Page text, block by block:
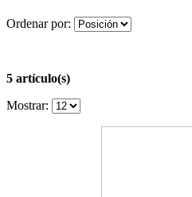
Ordenar por:
5 artículo(s)
Mostrar: